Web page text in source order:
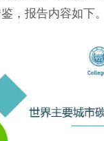
，报告内容如下。